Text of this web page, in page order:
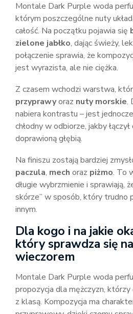
Montale Dark Purple woda
którym poszczególne nuty
całość. Na początku pojawia się
zielone jabłko, dając świeży,
połączenie sprawia, że
jest wyrazista, ale nie ciężka.
Z czasem wchodzi warstwa,
przyprawyoraz nuty morskie.
nabiera kontrastu – jest
chłodny w odbiorze, jakby
doprawioną głębią.
Na finiszu zostają bardziej
paczula, mech oraz piżmo. To
długie wybrzmienie i sprawiają,
skórze” w sposób, który trudno
innym.
Dla kogo i na jakie
który sprawdza się
wieczorem
Montale Dark Purple woda
propozycja dla mężczyzn, którzy
z klasą. Kompozycja ma